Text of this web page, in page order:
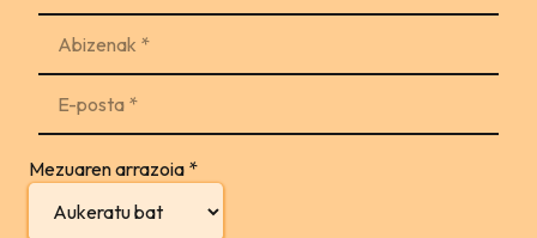
Mezuaren arrazoia *